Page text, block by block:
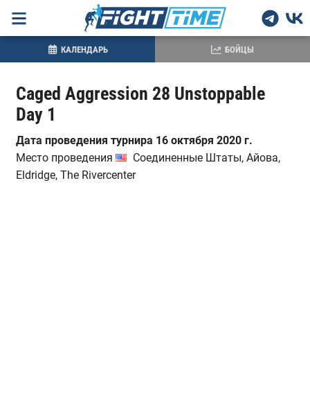
Caged Aggression 28 Unstoppable
Day 1
Дата проведения турнира 16 октября 2020 г.
Место проведения
Соединенные Штаты, Айова,
Eldridge, The Rivercenter
КАЛЕНДАРЬ БОЙЦЫ